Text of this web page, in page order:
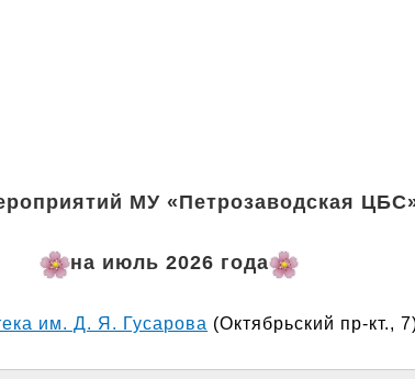
МУ «Петрозаводская
на июль 2026 года
им. Д. Я. Гусарова (Октябрьский пр-кт.,